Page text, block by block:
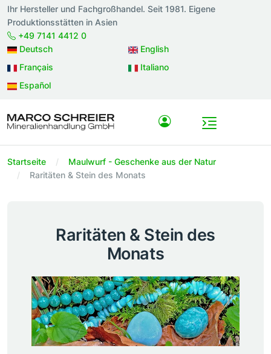
Ihr Hersteller und Fachgroßhandel. Seit 1981. Eigene
Produktionsstätten in Asien
+49 7141 4412 0
Deutsch
English
Français
Italiano
Español
Startseite
Maulwurf - Geschenke aus der Natur
Raritäten & Stein des Monats
Raritäten & Stein des
Monats